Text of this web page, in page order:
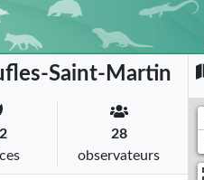
Saint-Martin
28
observateurs